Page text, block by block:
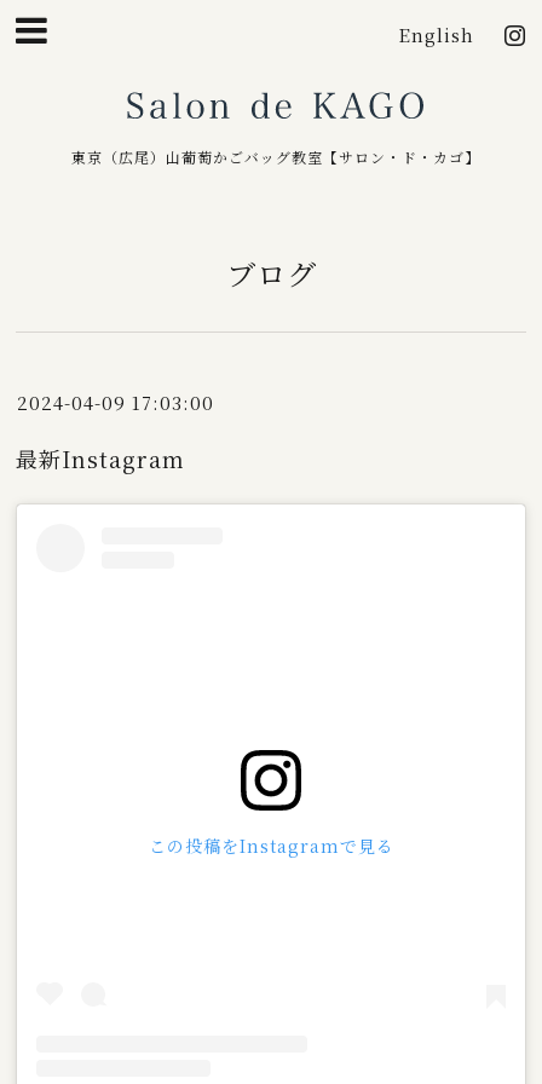
English
東京（広尾）山葡萄かごバッグ教室【サロン・ド・カゴ】
ブログ
2024-04-09 17:03:00
最新Instagram
この投稿をInstagramで見る